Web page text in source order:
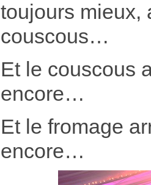
toujours mieux,
couscous…
Et le couscous
encore…
Et le fromage
encore…